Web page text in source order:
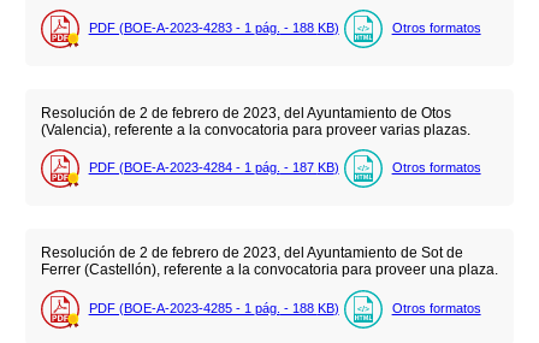
PDF (BOE-A-2023-4283 - 1 pág. - 188 KB) Otros formatos
Resolución de 2 de febrero de 2023, del Ayuntamiento de Otos
(Valencia), referente a la convocatoria para proveer varias plazas.
PDF (BOE-A-2023-4284 - 1 pág. - 187 KB) Otros formatos
Resolución de 2 de febrero de 2023, del Ayuntamiento de Sot de
Ferrer (Castellón), referente a la convocatoria para proveer una plaza.
PDF (BOE-A-2023-4285 - 1 pág. - 188 KB) Otros formatos